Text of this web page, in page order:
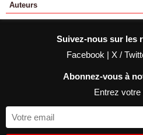
Auteurs
Suivez-nous sur les
Facebook | X /
Abonnez-vous à
Entrez votre